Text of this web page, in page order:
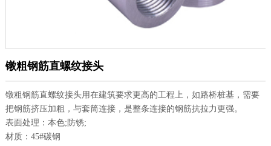
镦粗钢筋直螺纹接头
镦粗钢筋直螺纹接头用在建筑要求更高的工程上，如路桥桩基，需要
把钢筋挤压加粗，与套筒连接，是整条连接的钢筋抗拉力更强。
表面处理：本色;防锈;
材质：45#碳钢